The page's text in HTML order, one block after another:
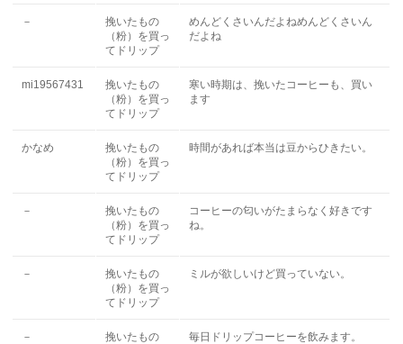
－
挽いたもの
（粉）を買っ
てドリップ
めんどくさいんだよねめんどくさいん
だよね
mi19567431
挽いたもの
（粉）を買っ
てドリップ
寒い時期は、挽いたコーヒーも、買い
ます
かなめ
挽いたもの
（粉）を買っ
てドリップ
時間があれば本当は豆からひきたい。
－
挽いたもの
（粉）を買っ
てドリップ
コーヒーの匂いがたまらなく好きです
ね。
－
挽いたもの
（粉）を買っ
てドリップ
ミルが欲しいけど買っていない。
－
挽いたもの
毎日ドリップコーヒーを飲みます。